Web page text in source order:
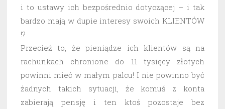
i to ustawy ich bezpośrednio dotyczącej – i tak
bardzo mają w dupie interesy swoich KLIENTÓW
!?
Przecież to, że pieniądze ich klientów są na
rachunkach chronione do 11 tysięcy złotych
powinni mieć w małym palcu! I nie powinno być
żadnych takich sytuacji, że komuś z konta
zabierają pensję i ten ktoś pozostaje bez